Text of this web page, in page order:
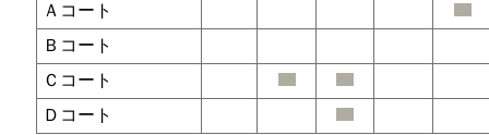
Ａコート
Ｂコート
Ｃコート
Ｄコート